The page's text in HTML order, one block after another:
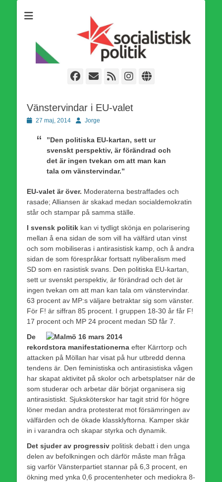
världsomfattande socialistiska Fjärde Internationalen och en viktig
tillgång i kampen för en socialistisk framtid!
Facebook
E-
Webbflöde
Instagram
Webbplats
Vänstervindar i EU-valet
Publicerad
27 maj, 2014 Författare
Jorge
”Den politiska EU-kartan, sett ur
svenskt perspektiv, är förändrad och
det är ingen tvekan om att man kan
tala om vänstervindar.”
EU-valet är över. Moderaterna bestraffades och
rasade; Alliansen är skakad medan socialdemokratin
står och stampar på samma ställe.
I svensk politik kan vi tydligt skönja en polarisering
mellan å ena sidan de som vill ha välfärd utan vinst
och som mobiliseras i antirasistisk kamp, och å andra
sidan de som förespråkar fortsatt nyliberalism med
SD som en rasistisk svans. Den politiska EU-kartan,
sett ur svenskt perspektiv, är förändrad och det är
ingen tvekan om att man kan tala om vänstervindar.
63 procent av MP:s väljare betraktar sig som vänster.
För F! är siffran 85 procent. I gruppen 18-30 år får F!
17 procent och MP 24 procent medan SD får 7.
De
rekordstora manifestationerna efter Kärrtorp och
attacken på Möllan har visat på hur utbredd denna
tendens är. Den feministiska och antirasistiska vågen
har skapat aktivitet på skolor och arbetsplatser när de
som studerar och arbetar där börjat organisera sig
antirasistiskt. Sjuksköterskor har tagit strid för högre
löner medan andra protesterat mot försämringen av
välfärden och de ökade klassklyftorna. Kamper skär
in i varandra och skapar styrka och dynamik.
Det sjuder av progressiv politisk debatt i den unga
delen av befolkningen och därför måste man fråga
sig varför Vänsterpartiet stannar på 6,3 procent, en
ökning med ynka 0,6 procentenheter och mediokra 8-